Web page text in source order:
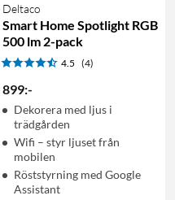
Deltaco
Smart Home Spotlight RGB
500 lm 2-pack
4.5 (4)
899:-
Dekorera med ljus i
trädgården
Wifi – styr ljuset från
mobilen
Röststyrning med Google
Assistant